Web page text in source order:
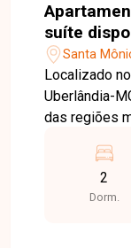
suíte
Santa
Santa
Localizado
Uberlândia-
das regiões
principais
farmácias,
2
Dorm.